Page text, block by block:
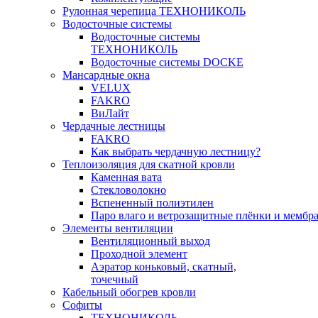
Рулонная черепица ТЕХНОНИКОЛЬ
Водосточные системы
Водосточные системы
ТЕХНОНИКОЛЬ
Водосточные системы DOCKE
Мансардные окна
VELUX
FAKRO
ВиЛайт
Чердачные лестницы
FAKRO
Как выбрать чердачную лестницу?
Теплоизоляция для скатной кровли
Каменная вата
Стекловолокно
Вспененный полиэтилен
Паро влаго и ветрозащитные плёнки и
Элементы вентиляции
Вентиляционный выход
Проходной элемент
Аэратор коньковый, скатный,
точечный
Кабельный обогрев кровли
Софиты